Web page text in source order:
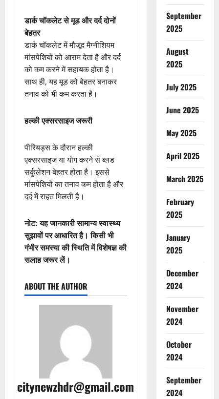
डार्क चॉकलेट से मूड और दर्द दोनों
बेहतर
डार्क चॉकलेट में मौजूद मैग्नीशियम
मांसपेशियों को आराम देता है और दर्द
को कम करने में सहायक होता है।
साथ ही, यह मूड को बेहतर बनाकर
तनाव को भी कम करता है।
हल्की एक्सरसाइज जरूरी
पीरियड्स के दौरान हल्की
एक्सरसाइज या योग करने से ब्लड
सर्कुलेशन बेहतर होता है। इससे
मांसपेशियों का तनाव कम होता है और
दर्द में राहत मिलती है।
नोट: यह जानकारी सामान्य स्वास्थ्य
सुझावों पर आधारित है। किसी भी
गंभीर समस्या की स्थिति में विशेषज्ञ की
सलाह जरूर लें।
ABOUT THE AUTHOR
citynewzhdr@gmail.com
September
2025
August
2025
July 2025
June 2025
May 2025
April 2025
March 2025
February
2025
January
2025
December
2024
November
2024
October
2024
September
2024